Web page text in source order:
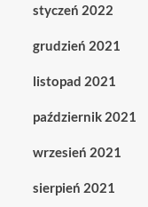
styczeń 2022
grudzień 2021
listopad 2021
październik 2021
wrzesień 2021
sierpień 2021